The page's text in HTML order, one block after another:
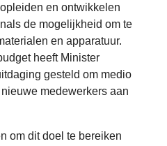
en ontwikkelen
de mogelijkheid om te
en apparatuur.
heeft Minister
gesteld om medio
medewerkers aan
om dit doel te bereiken